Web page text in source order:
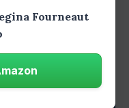
Leia o livro
Fourneaut